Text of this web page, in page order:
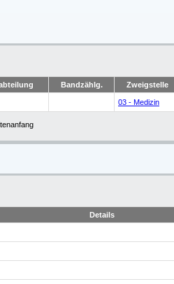
Bandzählg. Zweigstelle
03 - Medizin
Details